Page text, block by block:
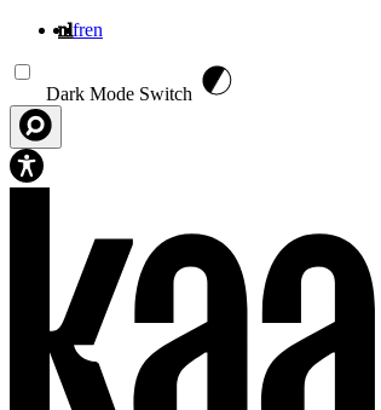
nlfren
Dark Mode Switch